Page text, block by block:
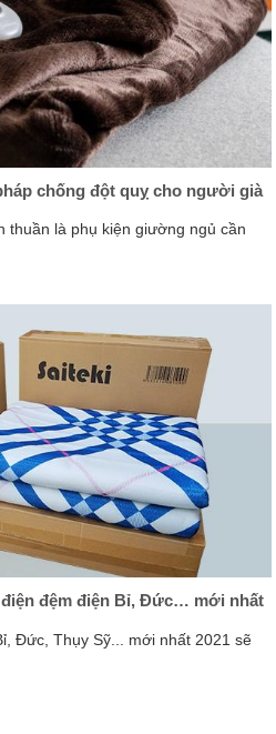
chống đột quỵ cho người già
thuần là phụ kiện giường ngủ cần
điện đệm điện Bỉ, Đức… mới nhất
Đức, Thụy Sỹ... mới nhất 2021 sẽ